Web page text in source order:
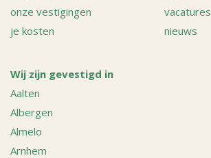
onze vestigingen
je kosten
vacatures
nieuws
Wij zijn gevestigd in
Aalten
Albergen
Almelo
Arnhem